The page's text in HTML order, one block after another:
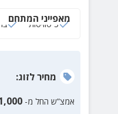
מאפייני המתחם
3 סוויטות
מחירלזוג:
אמצ”ש החל מ-